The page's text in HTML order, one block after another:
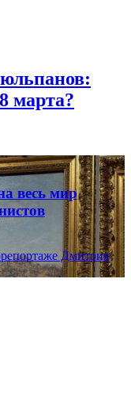
марта?
весь мир
Дмитрия